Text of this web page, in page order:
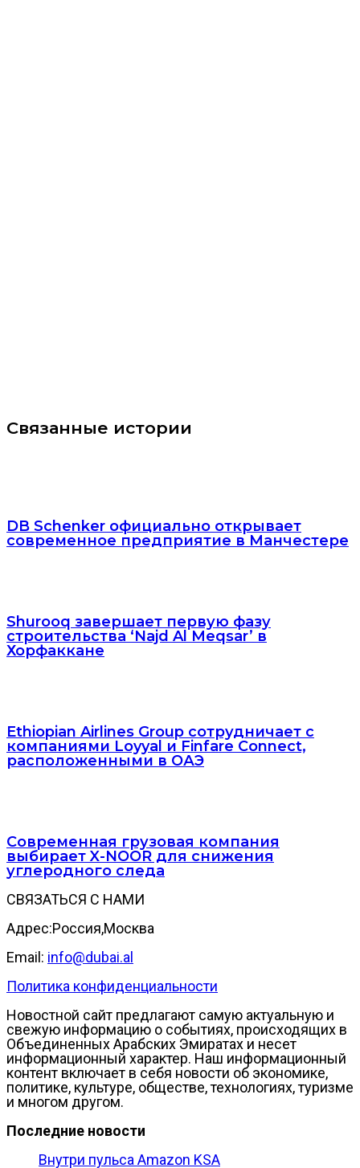
Связанные истории
DB Schenker официально открывает
современное предприятие в Манчестере
Shurooq завершает первую фазу
строительства ‘Najd Al Meqsar’ в
Хорфаккане
Ethiopian Airlines Group сотрудничает с
компаниями Loyyal и Finfare Connect,
расположенными в ОАЭ
Современная грузовая компания
выбирает X-NOOR для снижения
углеродного следа
СВЯЗАТЬСЯ С НАМИ
Адрес:Россия,Москва
Email: info@dubai.al
Политика конфиденциальности
Новостной сайт предлагают самую актуальную и
свежую информацию о событиях, происходящих в
Объединенных Арабских Эмиратах и несет
информационный характер. Наш информационный
контент включает в себя новости об экономике,
политике, культуре, обществе, технологиях, туризме
и многом другом.
Последние новости
Внутри пульса Amazon KSA